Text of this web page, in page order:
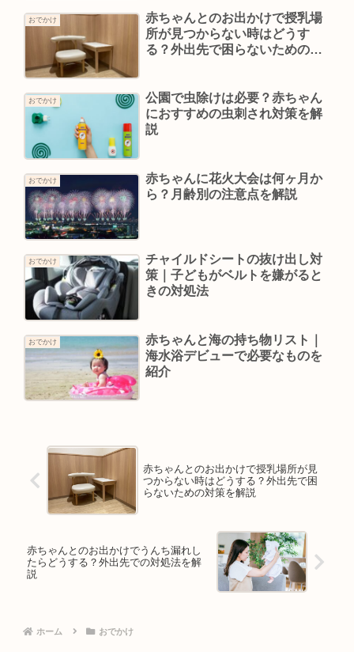
おでかけ
赤ちゃんとのお出かけで授乳場
所が見つからない時はどうす
る？外出先で困らないための対
おでかけ
公園で虫除けは必要？赤ちゃん
におすすめの虫刺され対策を解
説
おでかけ
赤ちゃんに花火大会は何ヶ月か
ら？月齢別の注意点を解説
おでかけ
チャイルドシートの抜け出し対
策｜子どもがベルトを嫌がると
きの対処法
おでかけ
赤ちゃんと海の持ち物リスト｜
海水浴デビューで必要なものを
紹介
赤ちゃんとのお出かけで授乳場所が見
つからない時はどうする？外出先で困
らないための対策を解説
赤ちゃんとのお出かけでうんち漏れし
たらどうする？外出先での対処法を解
説
ホーム おでかけ